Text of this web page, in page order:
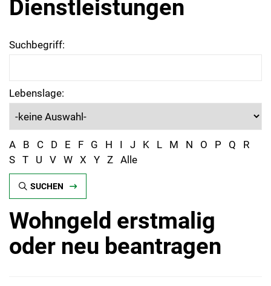
Dienstleistungen
Suchbegriff:
Lebenslage:
A B C D E F G H I J K L M N O P Q
R
S T U V W X Y Z Alle
SUCHEN
Wohngeld erstmalig
oder neu beantragen